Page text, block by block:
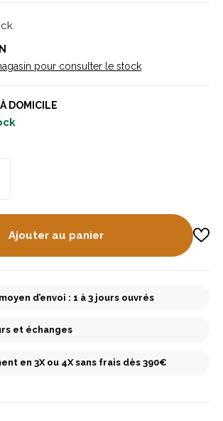
pour consulter le stock
DOMICILE
Ajouter au panier
d’envoi : 1 à 3 jours ouvrés
et échanges
en 3X ou 4X sans frais dès 390€